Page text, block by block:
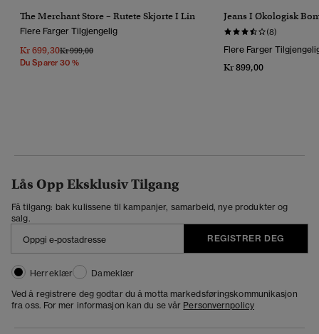
The Merchant Store – Rutete Skjorte I Lin
Flere Farger Tilgjengelig
Kr 699,30Pris Nedsatt Fra
Kr 999,00Til
Du Sparer 30 %
Jeans I Økologisk
(8)
Flere Farger
Kr 899,00
Lås Opp Eksklusiv Tilgang
Få tilgang: bak kulissene til kampanjer, samarbeid, nye produkter og
salg.
REGISTRER DEG
Herreklær
Dameklær
Ved å registrere deg godtar du å motta markedsføringskommunikasjon
fra oss. For mer informasjon kan du se vår Personvernpolicy